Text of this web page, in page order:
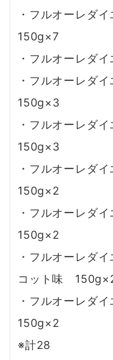
・フルオーレダ
150g×7
・フルオーレダ
・フルオーレダ
150g×3
・フルオーレダ
150g×3
・フルオーレダ
150g×2
・フルオーレダ
150g×2
・フルオーレダ
コット味
・フルオーレダ
150g×2
※計28